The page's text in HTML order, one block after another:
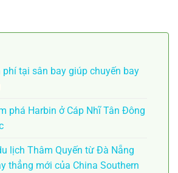
phí tại sân bay giúp chuyến bay
phá Harbin ở Cáp Nhĩ Tân Đông
lịch Thâm Quyến từ Đà Nẵng
thẳng mới của China Southern